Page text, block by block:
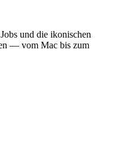
und die ikonischen
— vom Mac bis zum